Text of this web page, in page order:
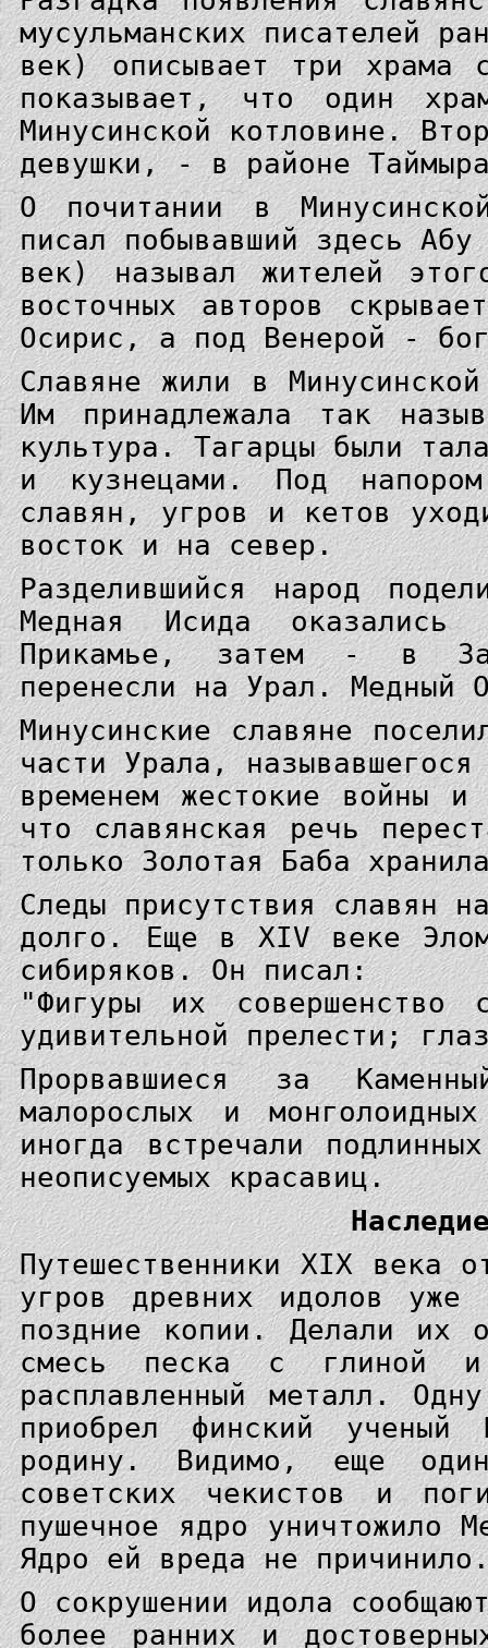
мусульманских писателей
век) описывает три храма
показывает, что один
Минусинской котловине.
девушки, - в районе
О почитании в
писал побывавший здесь
век) называл жителей
восточных авторов
Осирис, а под Венерой -
Славяне жили в
Им принадлежала так
культура. Тагарцы были
и кузнецами. Под
славян, угров и кетов
восток и на север.
Разделившийся народ
Медная Исида
Прикамье, затем - в
перенесли на Урал. Медный
Минусинские славяне
части Урала,
временем жестокие войны
что славянская речь
только Золотая Баба
Следы присутствия славян
долго. Еще в XIV веке
сибиряков. Он писал:
"Фигуры их совершенство
удивительной прелести;
Прорвавшиеся за
малорослых и
иногда встречали
неописуемых красавиц.
Путешественники XIX века
угров древних идолов
поздние копии. Делали их
смесь песка с глиной и
расплавленный металл.
приобрел финский
родину. Видимо, еще
советских чекистов и
пушечное ядро уничтожило
Ядро ей вреда не
О сокрушении идола
более ранних и